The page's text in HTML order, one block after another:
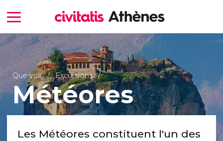
Que voir Excursions
Météores
Les Météores constituent l'un des